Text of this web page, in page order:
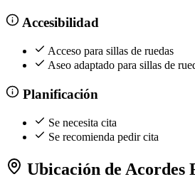
Accesibilidad
Acceso para sillas de ruedas
Aseo adaptado para sillas de
Planificación
Se necesita cita
Se recomienda pedir cita
Ubicación de Acordes